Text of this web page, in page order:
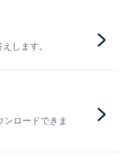
します。
ロードできま